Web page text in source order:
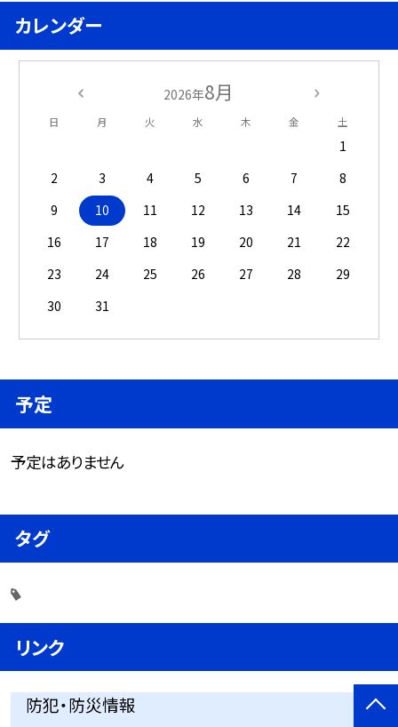
カレンダー
2026年8月
日 月 火 水 木 金 土
1
2
3 4 5 6 7
8
9
10 11 12 13 14
15
16
17 18 19 20 21
22
23
24 25 26 27 28
29
30
31
予定
予定はありません
タグ
リンク
防犯・防災情報